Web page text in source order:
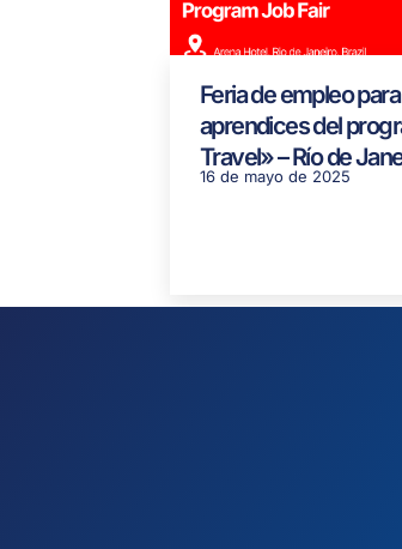
Feria de empleo
aprendices del
Travel» – Río de
16 de mayo de 2025